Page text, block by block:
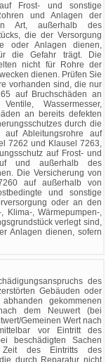
Frost- und sonstige
und Anlagen der
Art, außerhalb des
die der Versorgung
oder Anlagen dienen,
die Gefahr trägt. Die
nicht für Rohre der
dienen. Prüfen Sie
vorhanden sind, die nur
auf Bruchschäden an
Wassermesser,
an bereits defekten
durch die
auf Ableitungsrohre auf
7262 und Klausel 7263,
auf Frost- und
und außerhalb des
Die Versicherung von
auf außerhalb von
und sonstige
oder an den
Klima-, Wärmepumpen-,
verlegt sind,
Anlagen dienen, sofern
des
Gebäuden oder
gekommenen
dem Neuwert (bei
Gemeinen Wert nach
vor Eintritt des
beschädigten Sachen
Zeit des Eintritts des
durch Reparatur nicht